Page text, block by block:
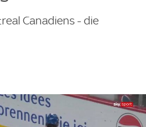
Canadiens - die